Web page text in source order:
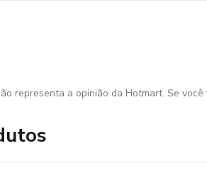
representa a opinião da Hotmart. Se